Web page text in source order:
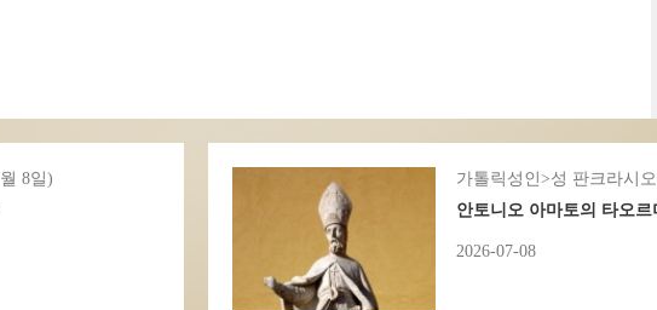
8일)
가톨릭성인>성 판크라시
안토니오 아마토의 타오
2026-07-08